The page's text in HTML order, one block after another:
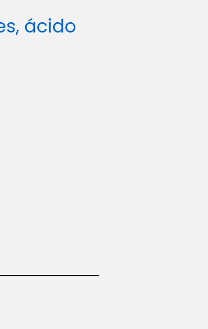
ácido